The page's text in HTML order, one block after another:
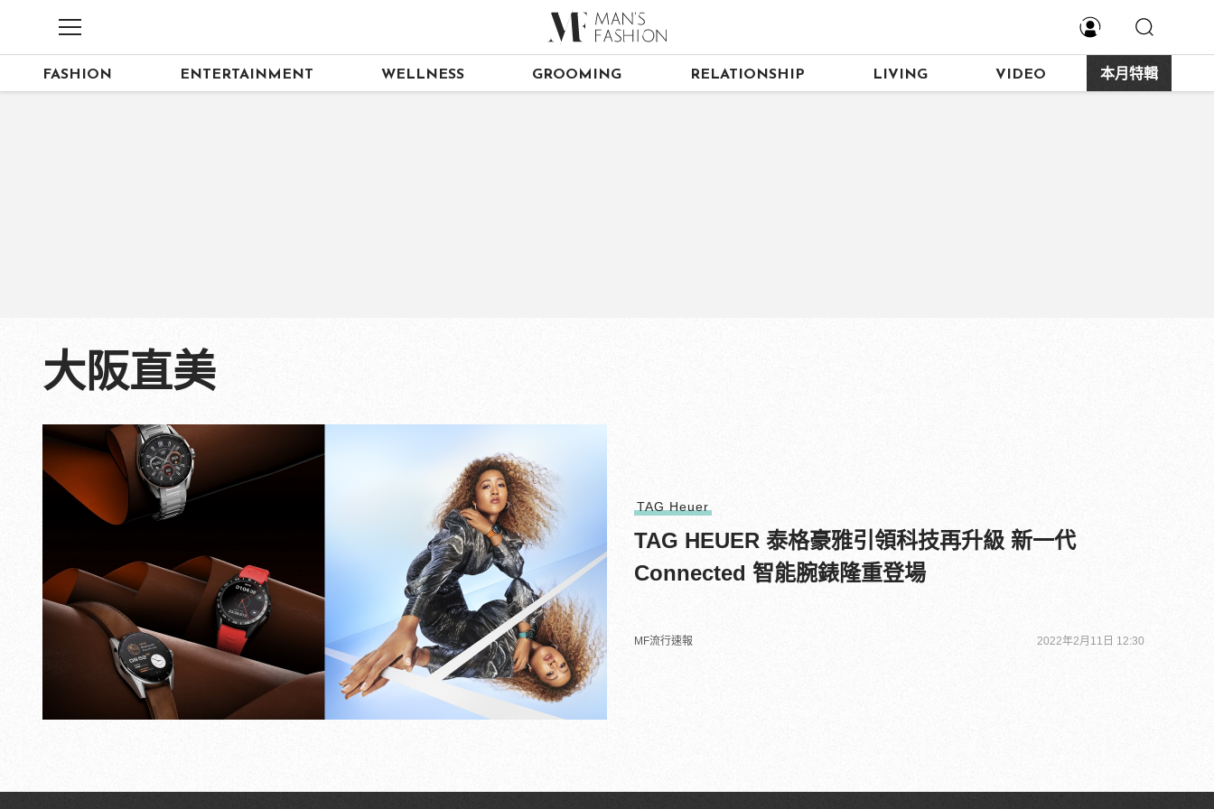
FASHION ENTERTAINMENT WELLNESS GROOMING RELATIONSHIP LIVING VIDEO 本月特輯
大阪直美
TAG Heuer
TAG HEUER 泰格豪雅引領科技再升級 新一代
Connected 智能腕錶隆重登場
MF流行速報 2022年2月11日 12:30